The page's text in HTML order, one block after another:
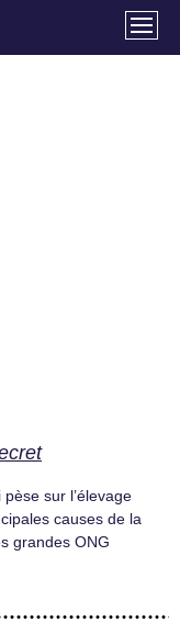
sur l’élevage
causes de la
grandes ONG